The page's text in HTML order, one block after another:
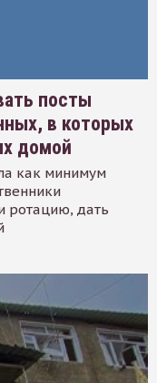
посты
в которых
домой
как минимум
ротацию, дать